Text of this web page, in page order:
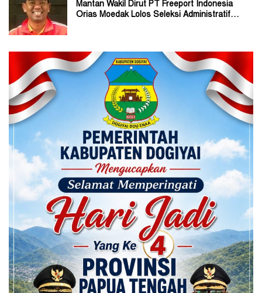
Mantan Wakil Dirut PT Freeport Indonesia
Orias Moedak Lolos Seleksi Administratif